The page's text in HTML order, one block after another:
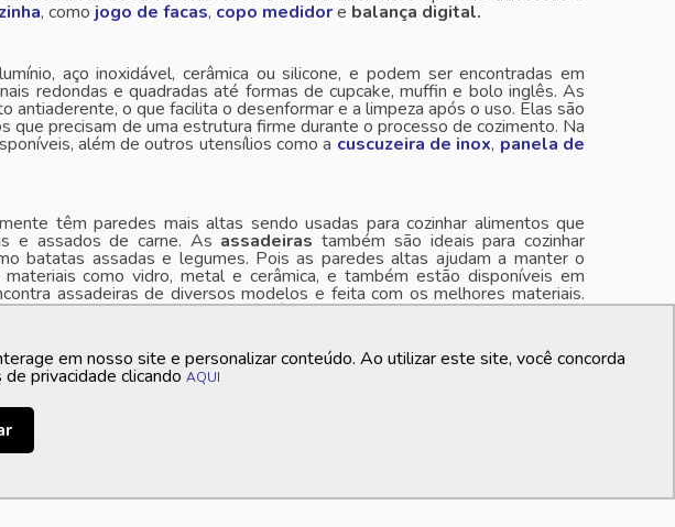
, como jogo de facas, copo medidore balança digital.
aço inoxidável, cerâmica ou silicone, e podem ser encontradas em
redondas e quadradas até formas de cupcake, muffin e bolo inglês. As
o que facilita o desenformar e a limpeza após o uso. Elas são
precisam de uma estrutura firme durante o processo de cozimento. Na
além de outros utensílios como a cuscuzeira de inox, panela de
têm paredes mais altas sendo usadas para cozinhar alimentos que
e assados de carne. As assadeiras também são ideais para cozinhar
batatas assadas e legumes. Pois as paredes altas ajudam a manter o
como vidro, metal e cerâmica, e também estão disponíveis em
assadeiras de diversos modelos e feita com os melhores materiais.
de conferir osjogos de utensílios,afiador de facae osjogos de
vidro, cerâmica, porcelana ou metal. Elas são ideais para servir alimentos
e peixes, devido à sua forma que facilita a distribuição dos alimentos no
para cozinhar pratos como lasanha e gratinados, pois oferecem uma
Na
em nosso site e personalizar conteúdo. Ao utilizar este site, você concorda
privacidade clicando AQUI